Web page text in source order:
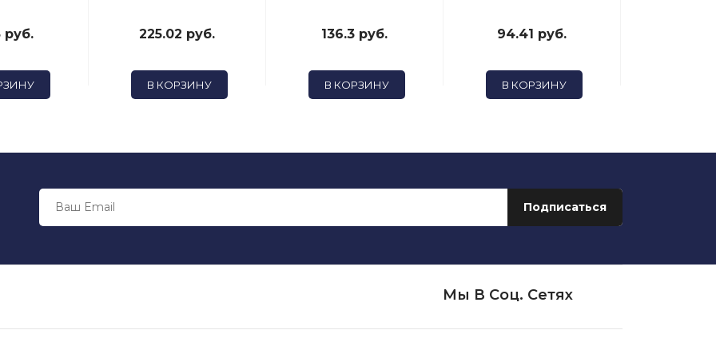
руб. 225.02 руб.
В КОРЗИНУ
136.3 руб.
В КОРЗИНУ
94.41 руб.
В КОРЗИНУ
Мы В Соц. Сетях